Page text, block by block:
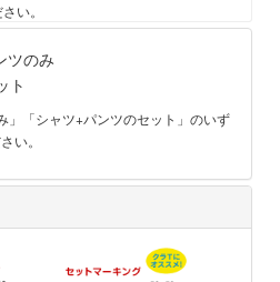
い。
ツのみ
ト
」「シャツ+パンツのセット」のいず
い。